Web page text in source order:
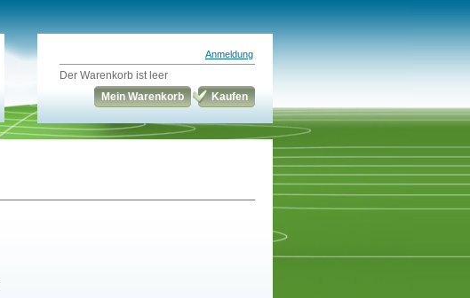
Anmeldung
Der Warenkorb ist leer
Mein Warenkorb
Kaufen